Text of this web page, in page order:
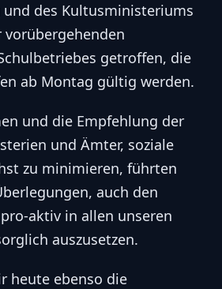
und des Kultusministeriums
vorübergehenden
getroffen, die
ab Montag gültig werden.
und die Empfehlung der
und Ämter, soziale
zu minimieren, führten
auch den
aktiv in allen unseren
auszusetzen.
heute ebenso die